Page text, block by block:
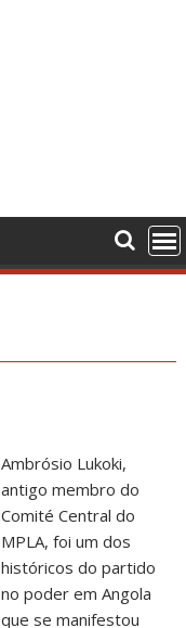
Ambrósio Lukoki,
antigo membro do
Comité Central do
MPLA, foi um dos
históricos do partido
no poder em Angola
que se manifestou